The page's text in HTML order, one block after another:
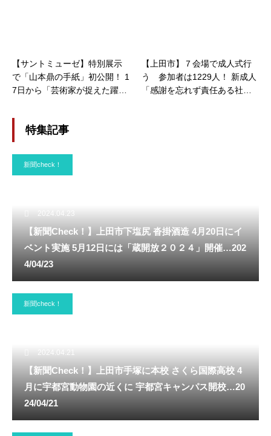
【サントミューゼ】特別展示
で「山本鼎の手紙」初公開！ 1
7日から「芸術家が捉えた躍動
クション展
【上田市】７会場で成人式行
う 参加者は1229人！ 新成人
「感謝を忘れず責任ある社会
特集記事
新聞check！
2024.04.23
【新聞Check！】上田市下塩尻 沓掛酒造 4月20日にイ
ベント実施 5月12日には「蔵開放２０２４」開催…202
4/04/23
新聞check！
2024.04.21
【新聞Check！】上田市手塚に本校 さくら国際高校 4
月に宇都宮動物園の近くに 宇都宮キャンパス開校…20
24/04/21